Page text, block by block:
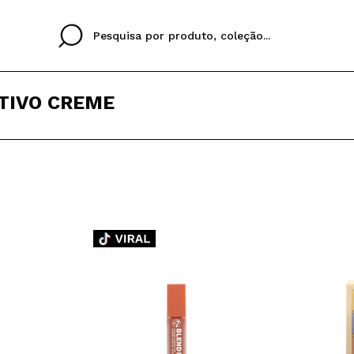
Ao criar uma conta
rapidamente, verificar
IDIOMA
CREME